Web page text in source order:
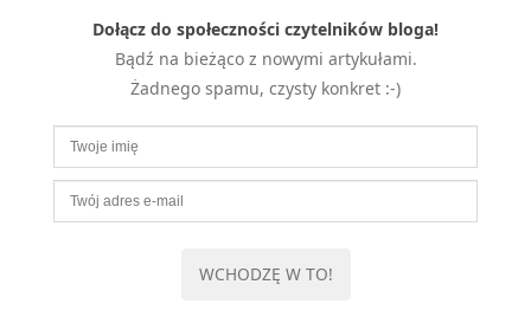
PHP
WordPress
MOBILE
Android
KONTROLA WERSJI
SQL
Dołącz do społeczności czytelników bloga!
Bądź na bieżąco z nowymi artykułami.
Żadnego spamu, czysty konkret :-)